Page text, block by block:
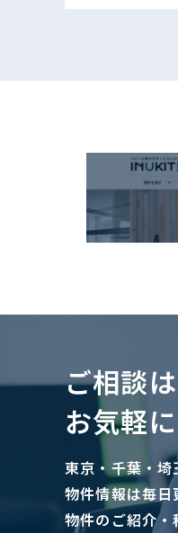
ご相談
お気軽
東京・千葉・埼
物件情報は毎日
物件のご紹介